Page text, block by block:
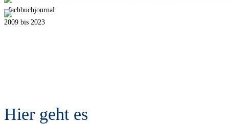
fachbuchjournal
2009 bis 2023
Hier geht es